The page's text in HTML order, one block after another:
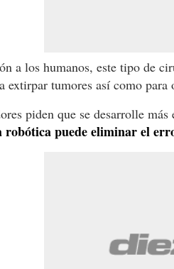
a los humanos, este tipo de
extirpar tumores así como
piden que se desarrolle más
robótica puede eliminar el